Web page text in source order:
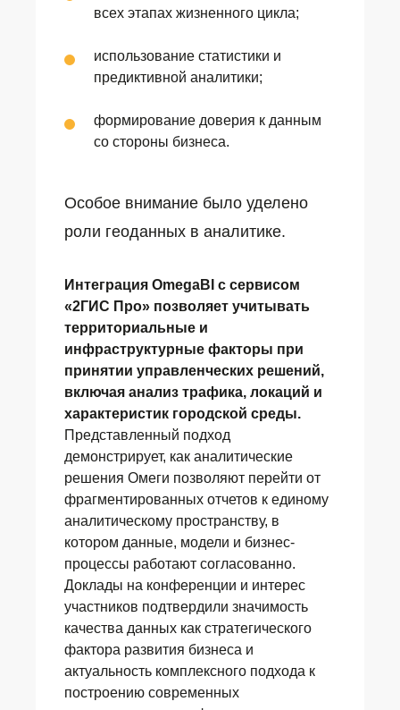
всех этапах жизненного цикла;
использование статистики и
предиктивной аналитики;
формирование доверия к данным
со стороны бизнеса.
Особое внимание было уделено
роли геоданных в аналитике.
Интеграция OmegaBI с сервисом
«2ГИС Про» позволяет учитывать
территориальные и
инфраструктурные факторы при
принятии управленческих решений,
включая анализ трафика, локаций и
характеристик городской среды.
Представленный подход
демонстрирует, как аналитические
решения Омеги позволяют перейти от
фрагментированных отчетов к единому
аналитическому пространству, в
котором данные, модели и бизнес-
процессы работают согласованно.
Доклады на конференции и интерес
участников подтвердили значимость
качества данных как стратегического
фактора развития бизнеса и
актуальность комплексного подхода к
построению современных